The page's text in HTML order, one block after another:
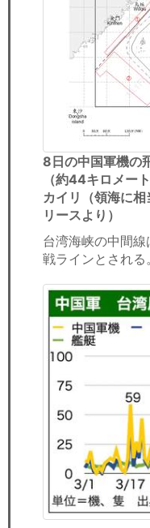
8日の中国軍機の
（約44キロメー
カイリ（領海に
リースより）
台湾海峡の中間
戦ラインとされる。